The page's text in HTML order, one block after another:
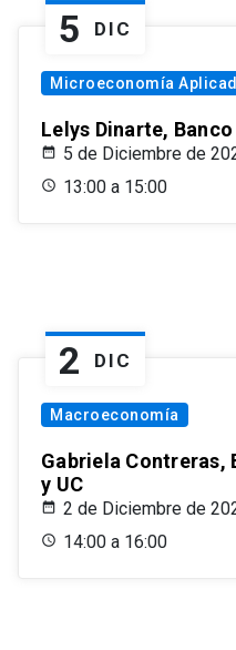
5 DIC
Microeconomía
Lelys Dinarte, Banco
5 de Diciembre de
13:00 a 15:00
2 DIC
Macroeconomía
Gabriela Contreras,
y UC
2 de Diciembre de
14:00 a 16:00